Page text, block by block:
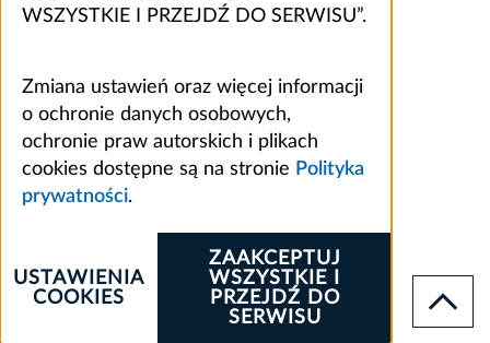
WSZYSTKIE I PRZEJDŹ DO SERWISU”.
Zmiana ustawień oraz więcej informacji
o ochronie danych osobowych,
ochronie praw autorskich i plikach
cookies dostępne są na stronie Polityka
prywatności.
ZAAKCEPTUJ
WSZYSTKIE I
PRZEJDŹ DO
SERWISU
USTAWIENIA
COOKIES